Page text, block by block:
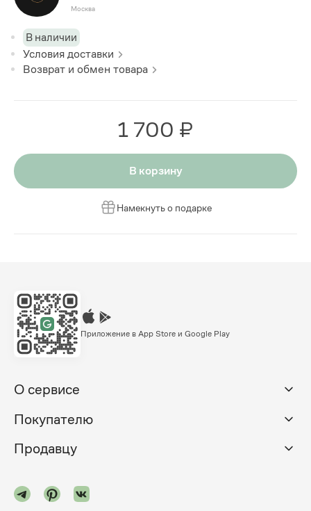
Москва
В наличии
Условия доставки
Возврат и обмен товара
1 700 ₽
В корзину
Намекнуть о подарке
Приложение в App Store и Google Play
О сервисе
Покупателю
Продавцу